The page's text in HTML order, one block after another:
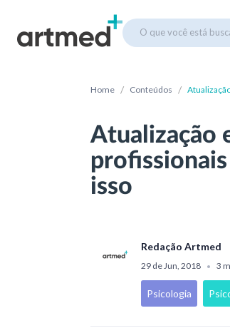
O que você está
Home / Conteúdos /
Atualização
isso
Redação Artmed
29 de Jun, 2018 • 3
Psicologia